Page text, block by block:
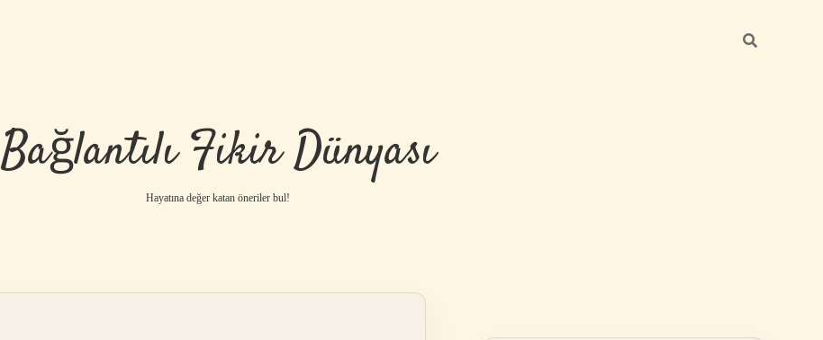
Bağlantılı Fikir Dünyası
Hayatına değer katan öneriler bul!